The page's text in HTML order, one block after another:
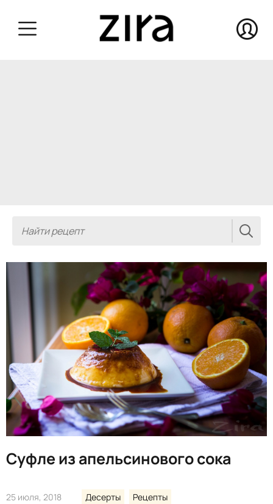
Суфле из апельсинового сока
25 июля, 2018 Десерты Рецепты